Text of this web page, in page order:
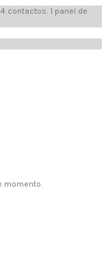
contactos. 1 panel de
momento.